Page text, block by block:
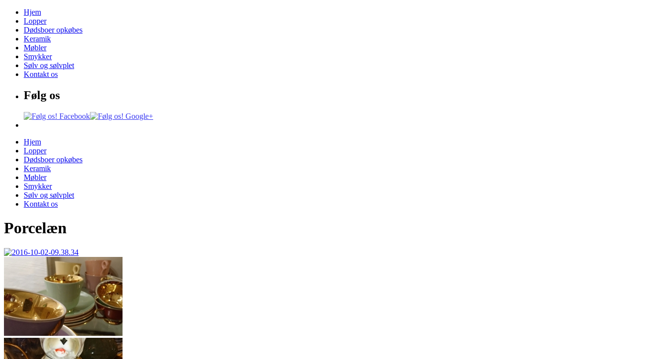
Hjem
Lopper
Dødsboer opkøbes
Keramik
Møbler
Smykker
Sølv og sølvplet
Kontakt os
Følg os
Hjem
Lopper
Dødsboer opkøbes
Keramik
Møbler
Smykker
Sølv og sølvplet
Kontakt os
Porcelæn